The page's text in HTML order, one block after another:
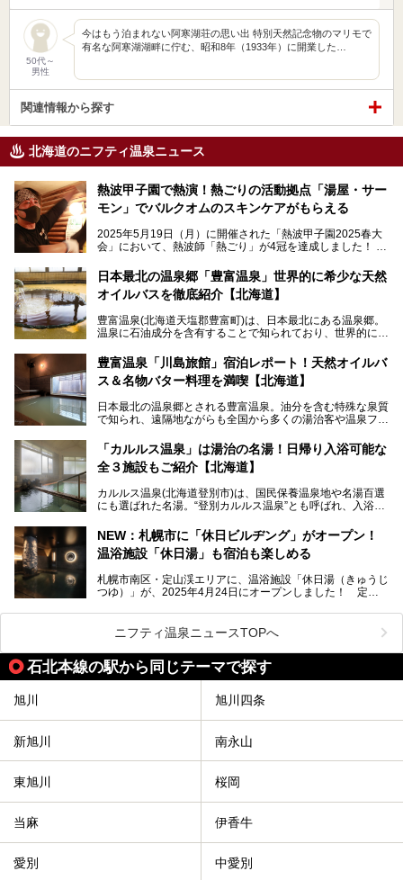
50代～
男性
今はもう泊まれない阿寒湖荘の思い出 特別天然記念物のマリモで
有名な阿寒湖湖畔に佇む、昭和8年（1933年）に開業した…
関連情報から探す
北海道のニフティ温泉ニュース
熱波甲子園で熱演！熱ごりの活動拠点「湯屋・サー
モン」でバルクオムのスキンケアがもらえる
2025年5月19日（月）に開催された「熱波甲子園2025春大
会」において、熱波師「熱ごり」が4冠を達成しました！
動拠点である北海道の銭湯「湯屋・サーモン」にて、メンズ
スキンケアブランド バルクオムの「ONE DAY KIT」を数量
限定でプレゼントいたします。
で、ぜひお試しください。※6月13日配布開始、なくなり次
第終了
───
提供元：株式会社バルクオム【PR】
この記事は株式会社バルクオム商品のPR記事です。
日本最北の温泉郷「豊富温泉」世界的に希少な天然
オイルバスを徹底紹介【北海道】
豊富温泉(北海道天塩郡豊富町)は、日本最北にある温泉郷。
温泉に石油成分を含有することで知られており、世界的にも
に特効があると言われ、遠隔地ながらも全国から湯治・療養
目的で多くの人々が訪れます。
地体験し、独自の視点で豊富温泉の“天然オイルバス”をレポ
ート。温泉地概要や日帰り入浴施設をはじめ、宿泊施設・ア
豊富温泉「川島旅館」宿泊レポート！天然オイルバ
ス＆名物バター料理を満喫【北海道】
日本最北の温泉郷とされる豊富温泉。油分を含む特殊な泉質
で知られ、遠隔地ながらも全国から多くの湯治客や温泉ファ
「川島旅館」は、豊富温泉の開湯当初から営業する老舗旅
館。とりわけ温泉の良さと名物のバター料理に定評があり、
の温泉や料理をはじめ、パブリックスペース・客室など宿の
全貌を徹底的にご紹介します！
「カルルス温泉」は湯治の名湯！日帰り入浴可能な
全３施設もご紹介【北海道】
カルルス温泉(北海道登別市)は、国民保養温泉地や名湯百選
にも選ばれた名湯。“登別カルルス温泉”とも呼ばれ、入浴剤
豊かな登別温泉とは対照的な存在で、今も湯治場的な要素が
残る閑静な温泉地です。
地体験し、カルルス温泉をご紹介。温泉地の概要や泉質解説
をはじめ、日帰り入浴可能な全３施設の紹介・周辺観光・ア
NEW：札幌市に「休日ビルヂング」がオープン！
温浴施設「休日湯」も宿泊も楽しめる
札幌市南区・定山渓エリアに、温浴施設「休日湯（きゅうじ
つゆ）」が、2025年4月24日にオープンしました！ 定山
この施設は、温泉・サウナの「休日湯」・ラウンジの「THE
LOUNGE DAYOF」・グルメ「休日洋麺店」・ホテル「エク
スクラメーションホテル」で構成された、まさに大人の癒し
空間。
今回は、そんな「休日ビルヂング」の魅力を5つのポイント
ニフティ温泉ニュースTOPへ
石北本線の駅から同じテーマで探す
旭川 旭川四条
新旭川 南永山
東旭川 桜岡
当麻 伊香牛
愛別 中愛別